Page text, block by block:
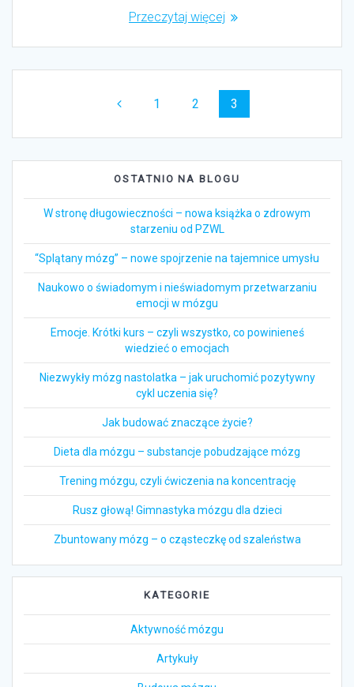
Przeczytaj więcej
Strona
1 Strona
2 Strona
3
OSTATNIO NA BLOGU
W stronę długowieczności – nowa książka o zdrowym
starzeniu od PZWL
“Splątany mózg” – nowe spojrzenie na tajemnice umysłu
Naukowo o świadomym i nieświadomym przetwarzaniu
emocji w mózgu
Emocje. Krótki kurs – czyli wszystko, co powinieneś
wiedzieć o emocjach
Niezwykły mózg nastolatka – jak uruchomić pozytywny
cykl uczenia się?
Jak budować znaczące życie?
Dieta dla mózgu – substancje pobudzające mózg
Trening mózgu, czyli ćwiczenia na koncentrację
Rusz głową! Gimnastyka mózgu dla dzieci
Zbuntowany mózg – o cząsteczkę od szaleństwa
KATEGORIE
Aktywność mózgu
Artykuły